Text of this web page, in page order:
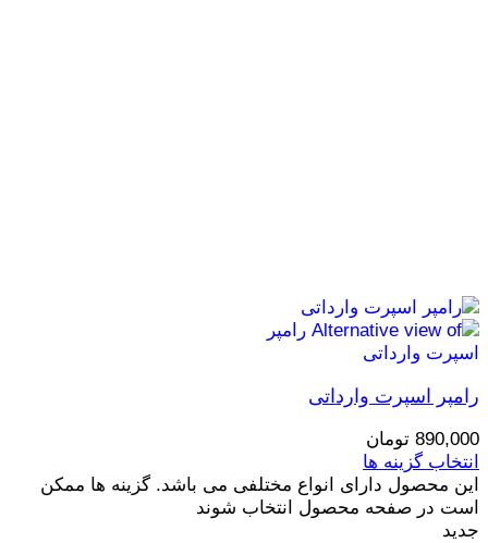
رامپر اسپرت وارداتی
890,000 تومان
انتخاب گزینه ها
این محصول دارای انواع مختلفی می باشد. گزینه ها ممکن
است در صفحه محصول انتخاب شوند
جدید